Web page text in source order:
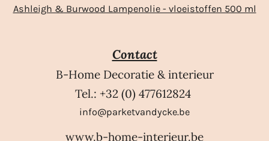
Ashleigh & Burwood Lampenolie - vloeistoffen 500 ml
Contact
B-Home Decoratie & interieur
Tel.: +32 (0) 477612824
info@parketvandycke.be
www.b-home-interieur.be